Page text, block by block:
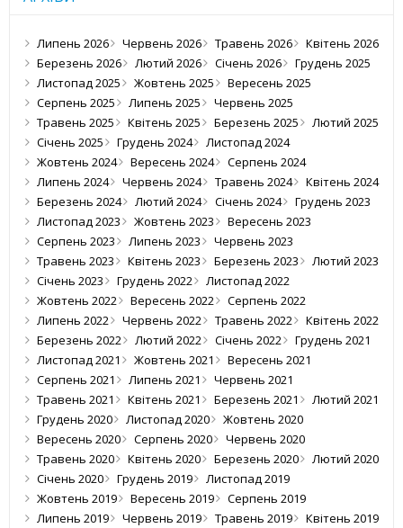
Липень 2026 Червень 2026 Травень 2026
Квітень 2026
Березень 2026
Лютий 2026 Січень 2026
Грудень 2025
Листопад 2025
Жовтень 2025
Вересень 2025
Серпень 2025
Липень 2025
Червень 2025
Травень 2025
Квітень 2025 Березень 2025
Лютий 2025
Січень 2025
Грудень 2024
Листопад 2024
Жовтень 2024
Вересень 2024
Серпень 2024
Липень 2024
Червень 2024 Травень 2024
Квітень 2024
Березень 2024
Лютий 2024 Січень 2024
Грудень 2023
Листопад 2023
Жовтень 2023
Вересень 2023
Серпень 2023
Липень 2023
Червень 2023
Травень 2023
Квітень 2023 Березень 2023
Лютий 2023
Січень 2023
Грудень 2022
Листопад 2022
Жовтень 2022
Вересень 2022
Серпень 2022
Липень 2022
Червень 2022 Травень 2022
Квітень 2022
Березень 2022
Лютий 2022 Січень 2022
Грудень 2021
Листопад 2021
Жовтень 2021
Вересень 2021
Серпень 2021
Липень 2021
Червень 2021
Травень 2021
Квітень 2021 Березень 2021
Лютий 2021
Грудень 2020
Листопад 2020
Жовтень 2020
Вересень 2020
Серпень 2020
Червень 2020
Травень 2020
Квітень 2020 Березень 2020
Лютий 2020
Січень 2020
Грудень 2019
Листопад 2019
Жовтень 2019
Вересень 2019
Серпень 2019
Липень 2019
Червень 2019 Травень 2019
Квітень 2019